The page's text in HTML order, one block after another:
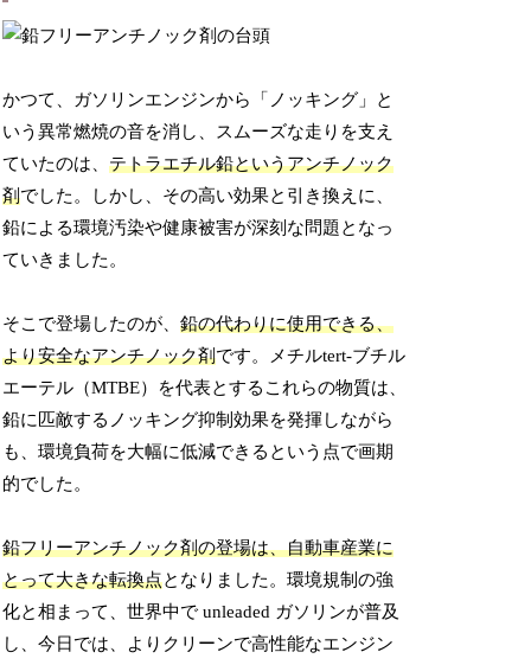
かつて、ガソリンエンジンから「ノッキング」と
いう異常燃焼の音を消し、スムーズな走りを支え
ていたのは、テトラエチル鉛というアンチノック
剤でした。しかし、その高い効果と引き換えに、
鉛による環境汚染や健康被害が深刻な問題となっ
ていきました。
そこで登場したのが、鉛の代わりに使用できる、
より安全なアンチノック剤です。メチルtert-ブチル
エーテル（MTBE）を代表とするこれらの物質は、
鉛に匹敵するノッキング抑制効果を発揮しながら
も、環境負荷を大幅に低減できるという点で画期
的でした。
鉛フリーアンチノック剤の登場は、自動車産業に
とって大きな転換点となりました。環境規制の強
化と相まって、世界中で unleaded ガソリンが普及
し、今日では、よりクリーンで高性能なエンジン